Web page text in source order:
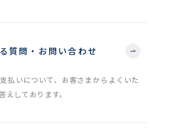
質問・お問い合わせ
払いについて、お客さまからよくいた
えしております。